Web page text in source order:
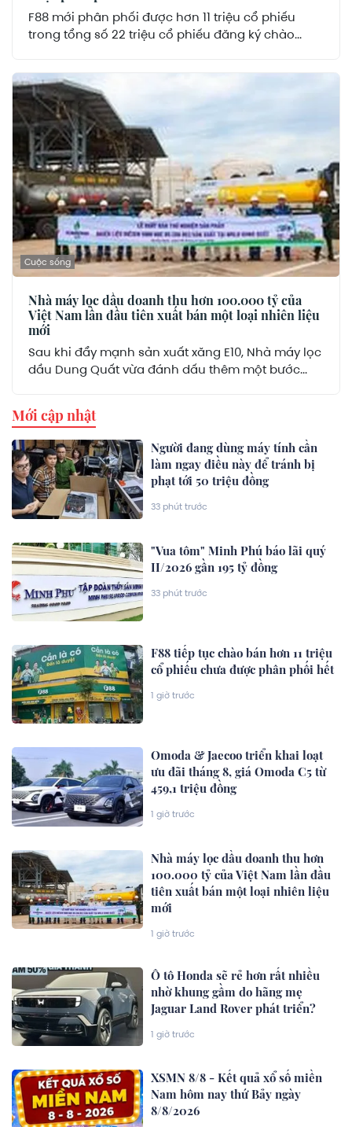
F88 mới phân phối được hơn 11 triệu cổ phiếu
trong tổng số 22 triệu cổ phiếu đăng ký chào...
Cuộc sống
Nhà máy lọc dầu doanh thu hơn 100.000 tỷ của
Việt Nam lần đầu tiên xuất bán một loại nhiên liệu
mới
Sau khi đẩy mạnh sản xuất xăng E10, Nhà máy lọc
dầu Dung Quất vừa đánh dấu thêm một bước...
Mới cập nhật
Người đang dùng máy tính cần
làm ngay điều này để tránh bị
phạt tới 50 triệu đồng
33 phút trước
"Vua tôm" Minh Phú báo lãi quý
II/2026 gần 195 tỷ đồng
33 phút trước
F88 tiếp tục chào bán hơn 11 triệu
cổ phiếu chưa được phân phối hết
1 giờ trước
Omoda & Jaecoo triển khai loạt
ưu đãi tháng 8, giá Omoda C5 từ
459,1 triệu đồng
1 giờ trước
Nhà máy lọc dầu doanh thu hơn
100.000 tỷ của Việt Nam lần đầu
tiên xuất bán một loại nhiên liệu
mới
1 giờ trước
Ô tô Honda sẽ rẻ hơn rất nhiều
nhờ khung gầm do hãng mẹ
Jaguar Land Rover phát triển?
1 giờ trước
XSMN 8/8 - Kết quả xổ số miền
Nam hôm nay thứ Bảy ngày
8/8/2026